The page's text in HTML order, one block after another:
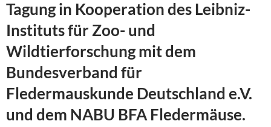
Tagung in Kooperation des Leibniz-
Instituts für Zoo- und
Wildtierforschung mit dem
Bundesverband für
Fledermauskunde Deutschland e.V.
und dem NABU BFA Fledermäuse.